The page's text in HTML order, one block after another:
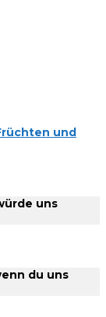
und
uns
du uns